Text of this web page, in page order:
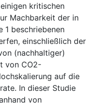
kritischen
Machbarkeit der in
1 beschriebenen
einschließlich der
(nachhaltiger)
von CO2-
auf die
In dieser Studie
von